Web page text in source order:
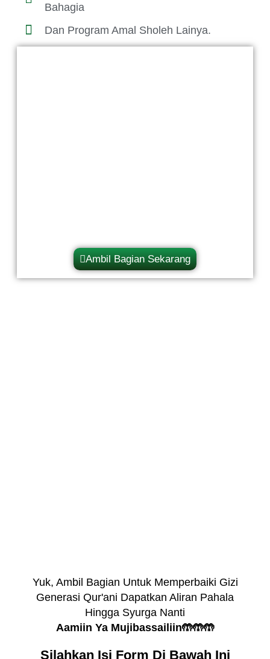
Bahagia
Dan Program Amal Sholeh Lainya.
Ambil Bagian Sekarang
Yuk, Ambil Bagian Untuk Memperbaiki Gizi
Generasi Qur'ani Dapatkan Aliran Pahala
Hingga Syurga Nanti
Aamiin Ya Mujibassailiin🤲🤲🤲
Silahkan Isi Form Di Bawah Ini